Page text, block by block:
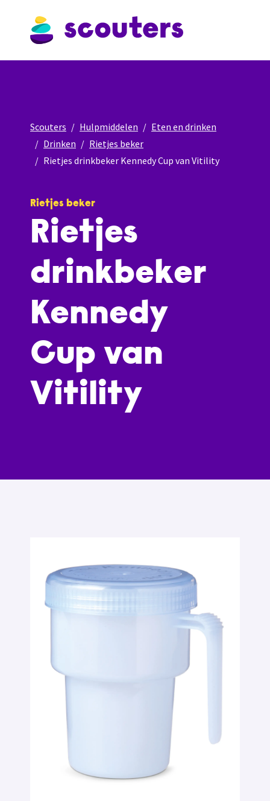
Scouters Hulpmiddelen
Eten en drinken
Drinken
Rietjes beker
Rietjes drinkbeker Kennedy Cup van Vitility
Rietjes beker
Rietjes
drinkbeker
Kennedy
Cup van
Vitility